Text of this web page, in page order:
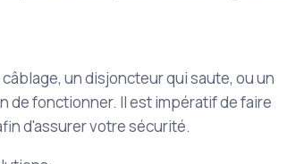
un disjoncteur qui saute, ou un
fonctionner. Il est impératif de faire
d'assurer votre sécurité.